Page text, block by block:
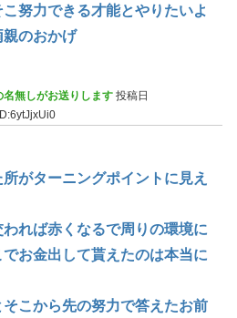
努力できる才能とやりたいよ
親のおかげ
無しがお送りします 投稿日
ID:6ytJjxUi0
がターニングポイントに見え
れば赤くなるで周りの環境に
お金出して貰えたのは本当に
こから先の努力で答えたお前